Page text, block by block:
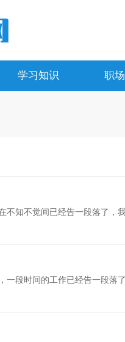
学习知识 职
不知不觉间已经告一段落了，
一段时间的工作已经告一段落